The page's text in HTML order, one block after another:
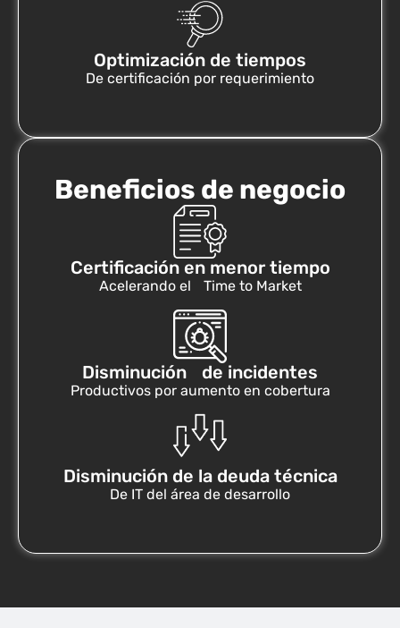
Optimización de tiempos
De certificación por requerimiento
Beneficios de negocio
Certificación en menor tiempo
Acelerando el Time to Market
Disminución de incidentes
Productivos por aumento en cobertura
Disminución de la deuda técnica
De IT del área de desarrollo